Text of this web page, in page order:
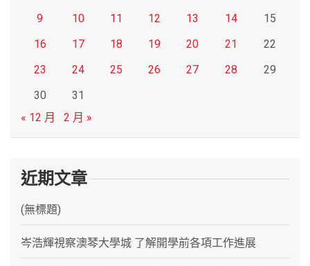
9
10 11 12 13 14
15
16
17 18 19 20 21
22
23
24 25 26 27 28
29
30
31
« 12 月
2 月 »
近期文章
(無標題)
岑浩輝視察澳琴大學城 了解開學前各項工作進展